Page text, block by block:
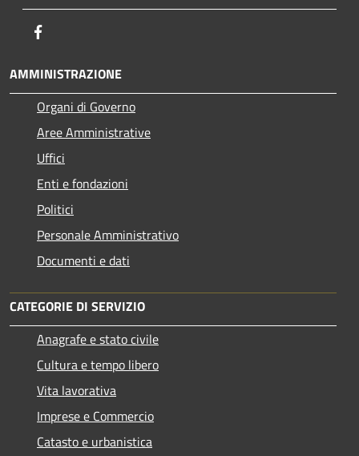
AMMINISTRAZIONE
Organi di Governo
Aree Amministrative
Uffici
Enti e fondazioni
Politici
Personale Amministrativo
Documenti e dati
CATEGORIE DI SERVIZIO
Anagrafe e stato civile
Cultura e tempo libero
Vita lavorativa
Imprese e Commercio
Catasto e urbanistica